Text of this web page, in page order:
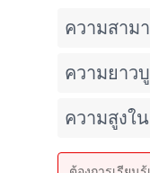
ความสาม
ความยาว
ความสูงใ